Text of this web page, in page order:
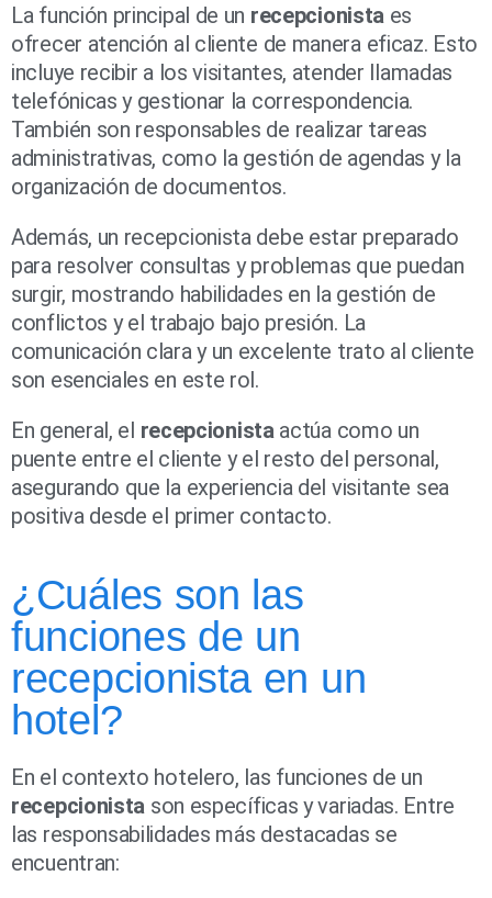
La función principal de un recepcionista es
ofrecer atención al cliente de manera eficaz. Esto
incluye recibir a los visitantes, atender llamadas
telefónicas y gestionar la correspondencia.
También son responsables de realizar tareas
administrativas, como la gestión de agendas y la
organización de documentos.
Además, un recepcionista debe estar preparado
para resolver consultas y problemas que puedan
surgir, mostrando habilidades en la gestión de
conflictos y el trabajo bajo presión. La
comunicación clara y un excelente trato al cliente
son esenciales en este rol.
En general, el recepcionista actúa como un
puente entre el cliente y el resto del personal,
asegurando que la experiencia del visitante sea
positiva desde el primer contacto.
¿Cuáles son las
funciones de un
recepcionista en un
hotel?
En el contexto hotelero, las funciones de un
recepcionista son específicas y variadas. Entre
las responsabilidades más destacadas se
encuentran: